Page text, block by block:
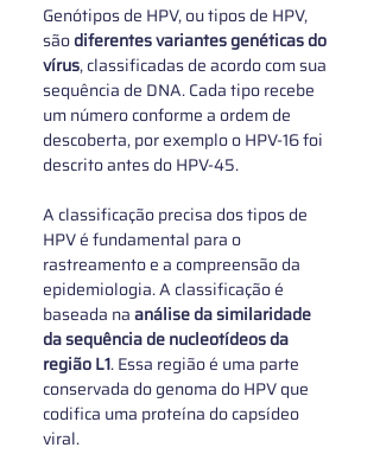
Genótipos de HPV, ou tipos de HPV,
são diferentes variantes genéticas do
vírus, classificadas de acordo com sua
sequência de DNA. Cada tipo recebe
um número conforme a ordem de
descoberta, por exemplo o HPV-16 foi
descrito antes do HPV-45.
A classificação precisa dos tipos de
HPV é fundamental para o
rastreamento e a compreensão da
epidemiologia. A classificação é
baseada na análise da similaridade
da sequência de nucleotídeos da
região L1. Essa região é uma parte
conservada do genoma do HPV que
codifica uma proteína do capsídeo
viral.